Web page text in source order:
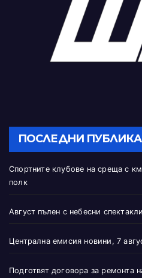
ПОСЛЕДНИ
Спортните клубове на среща с
полк
Август пълен с небесни спектакли
Централна емисия новини, 7
Подготвят договора за ремонта